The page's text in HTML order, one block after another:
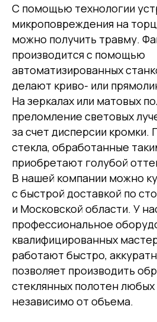
С помощью технологии
микроповреждения на
можно получить травму.
производится с помощью
автоматизированных
делают криво- или
На зеркалах или матовых
преломление световых
за счет дисперсии кромки.
стекла, обработанные
приобретают голубой
В нашей компании можно
с быстрой доставкой по
и Московской области. У
профессиональное
квалифицированных
работают быстро,
позволяет производить
стеклянных полотен
независимо от объема.